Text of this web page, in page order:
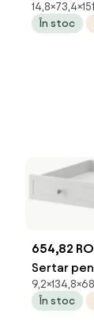
În stoc
654,82
Sertar
cm
În stoc